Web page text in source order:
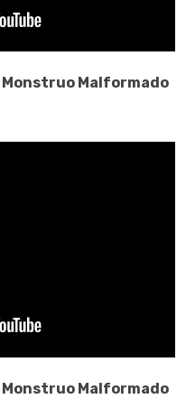
Monstruo Malformado
Monstruo Malformado